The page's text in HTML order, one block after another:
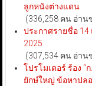
ลูกหนังต่างแดน
(336,258 คน อ่า
ประกาศรายชื่อ
2025
(307,534 คน อ่า
โปรโมเตอร์ ร้อง
ยักษ์ใหญ่ ข้อหาปล